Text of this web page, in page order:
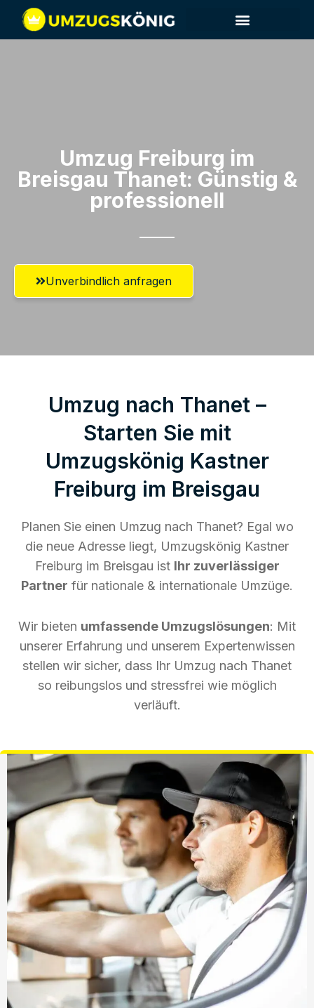
Umzug Freiburg im
Breisgau​ Thanet: Günstig &
professionell​
Unverbindlich anfragen
Umzug nach Thanet –
Starten Sie mit
Umzugskönig Kastner
Freiburg im Breisgau
Planen Sie einen Umzug nach Thanet? Egal wo
die neue Adresse liegt, Umzugskönig Kastner
Freiburg im Breisgau ist Ihr zuverlässiger
Partner für nationale & internationale Umzüge.
Wir bieten umfassende Umzugslösungen: Mit
unserer Erfahrung und unserem Expertenwissen
stellen wir sicher, dass Ihr Umzug nach Thanet
so reibungslos und stressfrei wie möglich
verläuft.